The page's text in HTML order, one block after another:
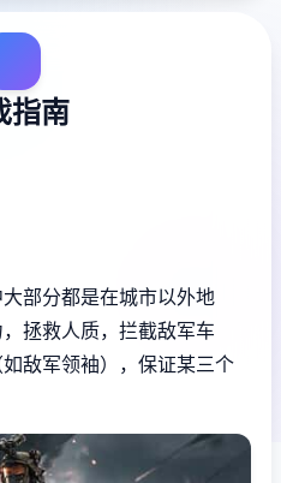
指南
部分都是在城市以外地
拯救人质，拦截敌军车
敌军领袖），保证某三个